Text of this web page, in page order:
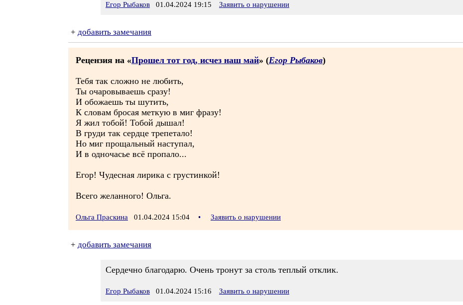
Егор Рыбаков 01.04.2024 19:15 Заявить о нарушении
+ добавить замечания
Рецензия на «Прошел тот год, исчез наш май» (Егор Рыбаков)
Тебя так сложно не любить,
Ты очаровываешь сразу!
И обожаешь ты шутить,
К словам бросая меткую в миг фразу!
Я жил тобой! Тобой дышал!
В груди так сердце трепетало!
Но миг прощальный наступал,
И в одночасье всё пропало...
Егор! Чудесная лирика с грустинкой!
Всего желанного! Ольга.
Ольга Праскина 01.04.2024 15:04 • Заявить о нарушении
+ добавить замечания
Сердечно благодарю. Очень тронут за столь теплый отклик.
Егор Рыбаков 01.04.2024 15:16 Заявить о нарушении